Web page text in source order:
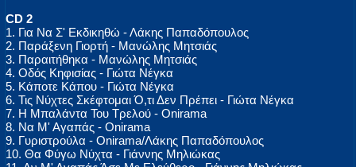
CD 2
1. Για Να Σ' Εκδικηθώ - Λάκης Παπαδόπουλος
2. Παράξενη Γιορτή - Μανώλης Μητσιάς
3. Παραιτήθηκα - Μανώλης Μητσιάς
4. Οδός Κηφισίας - Γιώτα Νέγκα
5. Κάποτε Κάπου - Γιώτα Νέγκα
6. Τις Νύχτες Σκέφτομαι Ό,τι Δεν Πρέπει - Γιώτα Νέγκα
7. Η Μπαλάντα Του Τρελού - Onirama
8. Να Μ' Αγαπάς - Onirama
9. Γυριστρούλα - Onirama/Λάκης Παπαδόπουλος
10. Θα Φύγω Νύχτα - Γιάννης Μηλιώκας